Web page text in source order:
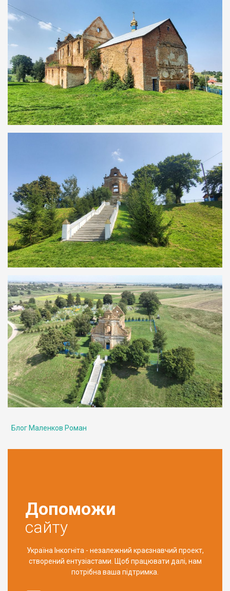
Блог Маленков Роман
Допоможи
сайту
Україна Інкогніта - незалежний краєзнавчий проект,
створений ентузіастами. Щоб працювати далі, нам
потрібна ваша підтримка.